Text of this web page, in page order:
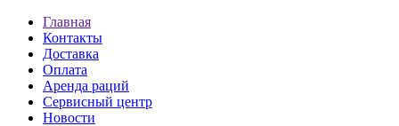
Главная
Контакты
Доставка
Оплата
Аренда раций
Сервисный центр
Новости